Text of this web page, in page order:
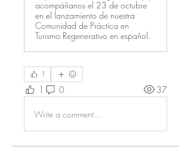
acompáñanos el 23 de octubre
en el lanzamiento de nuestra
Comunidad de Práctica en
Turismo Regenerativo en español.
1
1 0 37
Write a comment...